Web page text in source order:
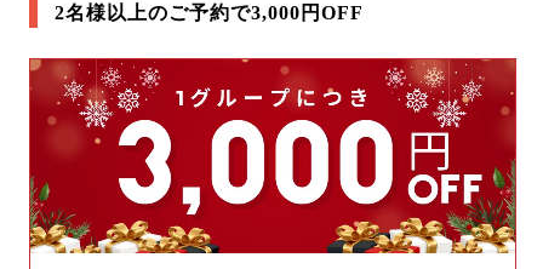
2名様以上のご予約で3,000円OFF